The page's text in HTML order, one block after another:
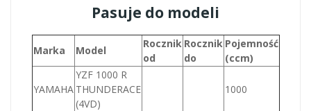
Pasuje do modeli
Marka Model
Rocznik
od
Rocznik
do
Pojemność
(ccm)
YAMAHA
YZF 1000 R
THUNDERACE
(4VD)
1000